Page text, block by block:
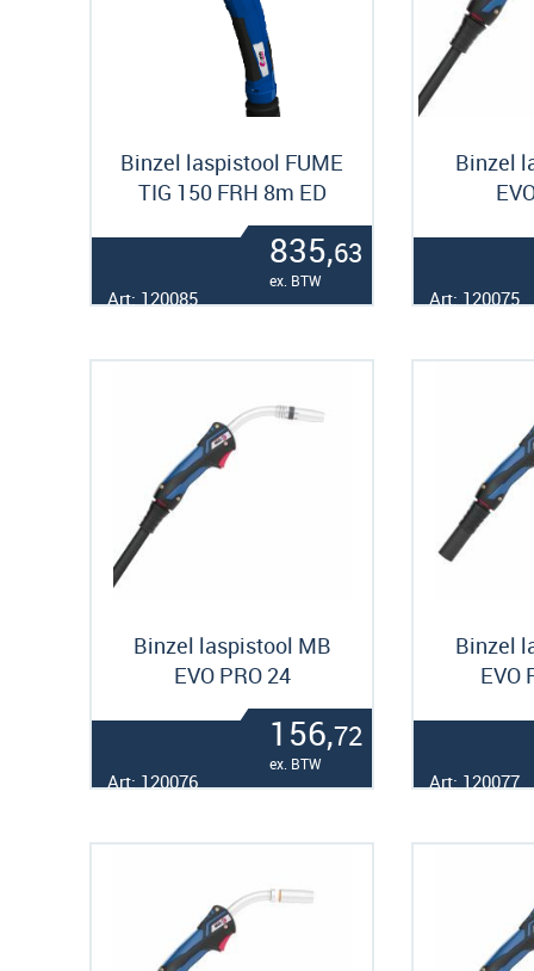
Binzel laspistool FUME
TIG 150 FRH 8m ED
835,63
ex. BTW
Art: 120085
Binzel
Art: 120075
Binzel laspistool MB
EVO PRO 24
156,72
ex. BTW
Art: 120076
Binzel
EVO
Art: 120077